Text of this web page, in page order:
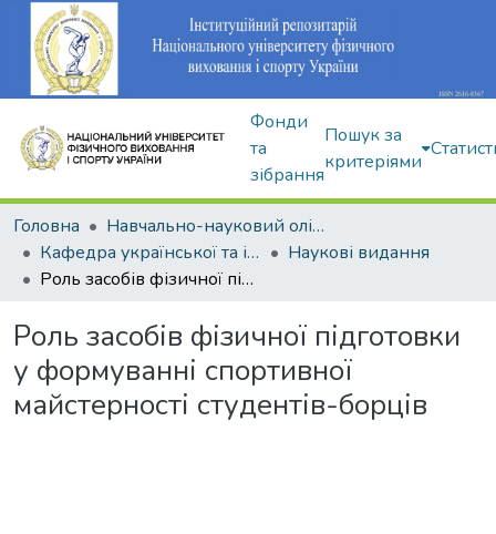
Фонди
та
зібрання
Пошук за
критеріями
Головна
Навчально-науковий олімпійський інститут
Кафедра української та іноземної мов
Наукові видання
Роль засобів фізичної підготовки у формуванні спортивної майстерності студентів-борців
Роль засобів фізичної підготовки
у формуванні спортивної
майстерності студентів-борців